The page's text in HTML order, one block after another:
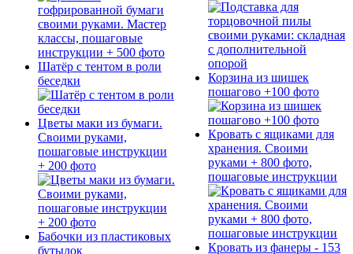
Шатёр с тентом в роли
беседки
Цветы маки из бумаги.
Своими руками,
пошаговые инструкции
+ 200 фото
Бабочки из пластиковых
бутылок
Корзина из шишек
пошагово +100 фото
Кровать с ящиками для
хранения. Своими
руками + 800 фото,
пошаговые инструкции
Кровать из фанеры - 153